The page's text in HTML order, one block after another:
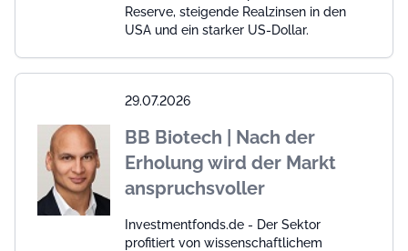
Reserve, steigende Realzinsen in den
USA und ein starker US-Dollar.
29.07.2026
BB Biotech | Nach der
Erholung wird der Markt
anspruchsvoller
Investmentfonds.de - Der Sektor
profitiert von wissenschaftlichem